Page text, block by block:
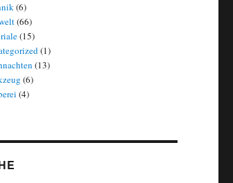
(6)
(66)
(15)
(1)
(13)
(6)
(4)